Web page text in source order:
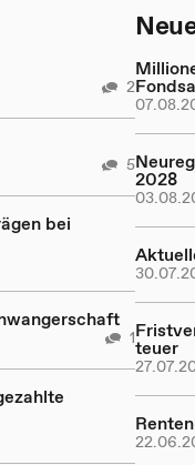
2
5
bei
1
2028
teuer